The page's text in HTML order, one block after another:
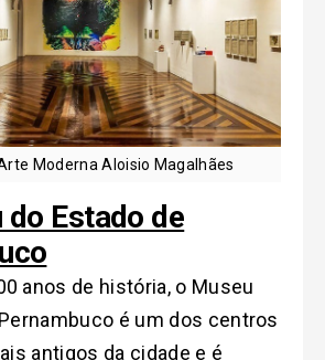
Moderna Aloisio Magalhães
do Estado de
anos de história, o Museu
é um dos centros
antigos da cidade e é